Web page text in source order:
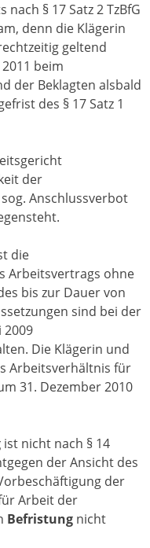
§ 17 Satz 2 TzBfG
denn die Klägerin
geltend
beim
der Beklagten alsbald
des § 17 Satz 1
der
Anschlussverbot
die
Arbeitsvertrags ohne
bis zur Dauer von
sind bei der
2009
Die Klägerin und
Arbeitsverhältnis für
31. Dezember 2010
ist nicht nach § 14
der Ansicht des
der
Arbeit der
Befristung nicht